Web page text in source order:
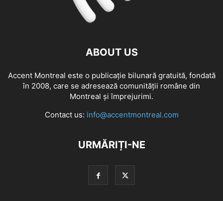
ABOUT US
Accent Montreal este o publicație bilunară gratuită, fondată
în 2008, care se adresează comunităţii române din
Montreal şi împrejurimi.
Contact us: info@accentmontreal.com
URMĂRIȚI-NE